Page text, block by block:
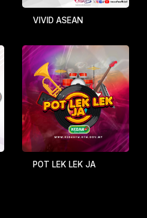
VIVID ASEAN
POT LEK LEK JA